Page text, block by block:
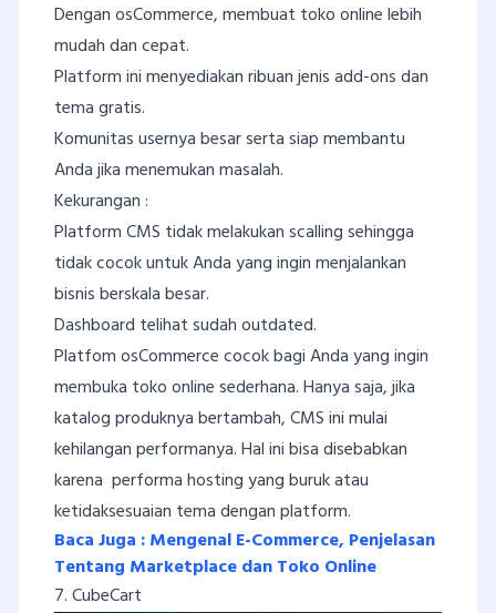
Dengan osCommerce, membuat toko online lebih
mudah dan cepat.
Platform ini menyediakan ribuan jenis add-ons dan
tema gratis.
Komunitas usernya besar serta siap membantu
Anda jika menemukan masalah.
Kekurangan :
Platform CMS tidak melakukan scalling sehingga
tidak cocok untuk Anda yang ingin menjalankan
bisnis berskala besar.
Dashboard telihat sudah outdated.
Platfom osCommerce cocok bagi Anda yang ingin
membuka toko online sederhana. Hanya saja, jika
katalog produknya bertambah, CMS ini mulai
kehilangan performanya. Hal ini bisa disebabkan
karena performa hosting yang buruk atau
ketidaksesuaian tema dengan platform.
Baca Juga : Mengenal E-Commerce, Penjelasan
Tentang Marketplace dan Toko Online
7. CubeCart